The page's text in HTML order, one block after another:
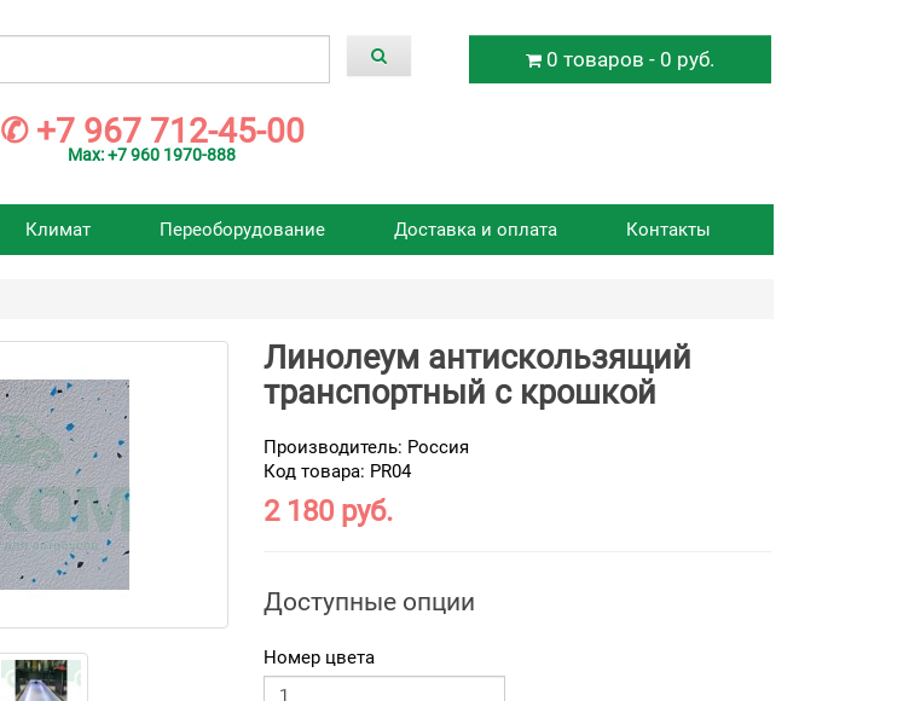
✆ +7 967 712-45-00
Max: +7 960 1970-888
0 товаров - 0 руб.
Климат Переоборудование Доставка и оплата Контакты
Линолеум антискользящий
транспортный с крошкой
Производитель: Россия
Код товара: PR04
2 180 руб.
Доступные опции
Номер цвета